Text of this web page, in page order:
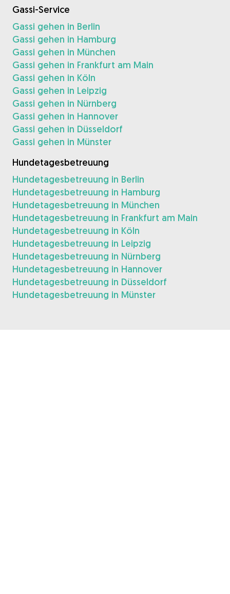
Gassi-Service
Gassi gehen in Berlin
Gassi gehen in Hamburg
Gassi gehen in München
Gassi gehen in Frankfurt am Main
Gassi gehen in Köln
Gassi gehen in Leipzig
Gassi gehen in Nürnberg
Gassi gehen in Hannover
Gassi gehen in Düsseldorf
Gassi gehen in Münster
Hundetagesbetreuung
Hundetagesbetreuung in Berlin
Hundetagesbetreuung in Hamburg
Hundetagesbetreuung in München
Hundetagesbetreuung in Frankfurt am Main
Hundetagesbetreuung in Köln
Hundetagesbetreuung in Leipzig
Hundetagesbetreuung in Nürnberg
Hundetagesbetreuung in Hannover
Hundetagesbetreuung in Düsseldorf
Hundetagesbetreuung in Münster